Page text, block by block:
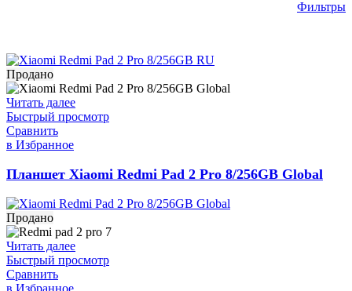
Фильтры
Продано
Читать далее
Быстрый просмотр
Сравнить
в Избранное
Планшет Xiaomi Redmi Pad 2 Pro 8/256GB Global
Продано
Читать далее
Быстрый просмотр
Сравнить
в Избранное